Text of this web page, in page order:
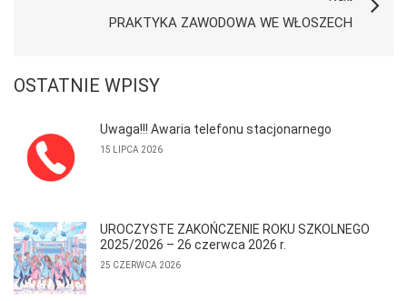
PRAKTYKA ZAWODOWA WE WŁOSZECH
OSTATNIE WPISY
Uwaga!!! Awaria telefonu stacjonarnego
15 LIPCA 2026
UROCZYSTE ZAKOŃCZENIE ROKU SZKOLNEGO
2025/2026 – 26 czerwca 2026 r.
25 CZERWCA 2026